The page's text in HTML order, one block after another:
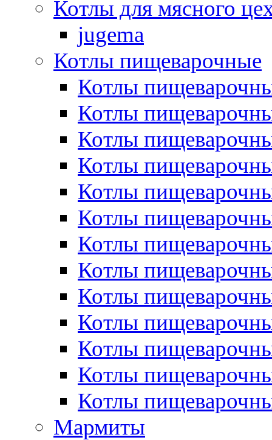
Котлы для мясного
jugema
Котлы пищеварочные
Котлы
Котлы
Котлы
Котлы
Котлы
Котлы
Котлы
Котлы
Котлы
Котлы
Котлы
Котлы
Котлы
Мармиты